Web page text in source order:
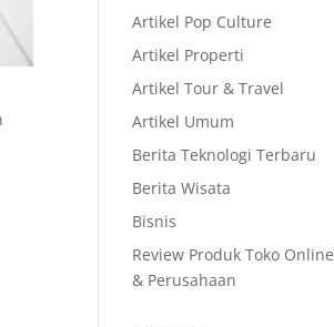
Artikel Pop Culture
Artikel Properti
Artikel Tour & Travel
Artikel Umum
Berita Teknologi Terbaru
Berita Wisata
Bisnis
Review Produk Toko Online
& Perusahaan